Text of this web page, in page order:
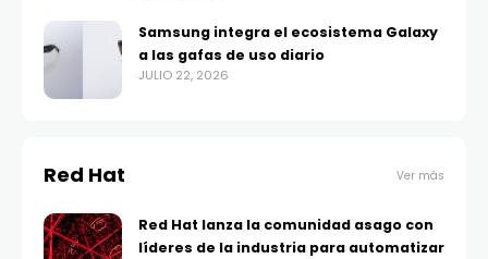
Samsung integra el ecosistema Galaxy
a las gafas de uso diario
JULIO 22, 2026
Red Hat Ver más
Red Hat lanza la comunidad asago con
líderes de la industria para automatizar